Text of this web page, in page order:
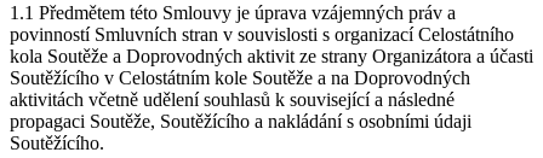
1.1 Předmětem této Smlouvy je úprava vzájemných práv a
povinností Smluvních stran v souvislosti s organizací Celostátního
kola Soutěže a Doprovodných aktivit ze strany Organizátora a účasti
Soutěžícího v Celostátním kole Soutěže a na Doprovodných
aktivitách včetně udělení souhlasů k související a následné
propagaci Soutěže, Soutěžícího a nakládání s osobními údaji
Soutěžícího.